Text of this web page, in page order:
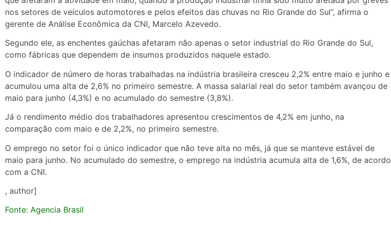
nos setores de veículos automotores e pelos efeitos das chuvas no Rio Grande do Sul”, afirma o
gerente de Análise Econômica da CNI, Marcelo Azevedo.
Segundo ele, as enchentes gaúchas afetaram não apenas o setor industrial do Rio Grande do Sul,
como fábricas que dependem de insumos produzidos naquele estado.
O indicador de número de horas trabalhadas na indústria brasileira cresceu 2,2% entre maio e junho e
acumulou uma alta de 2,6% no primeiro semestre. A massa salarial real do setor também avançou de
maio para junho (4,3%) e no acumulado do semestre (3,8%).
Já o rendimento médio dos trabalhadores apresentou crescimentos de 4,2% em junho, na
comparação com maio e de 2,2%, no primeiro semestre.
O emprego no setor foi o único indicador que não teve alta no mês, já que se manteve estável de
maio para junho. No acumulado do semestre, o emprego na indústria acumula alta de 1,6%, de acordo
com a CNI.
, author]
Fonte: Agencia Brasil